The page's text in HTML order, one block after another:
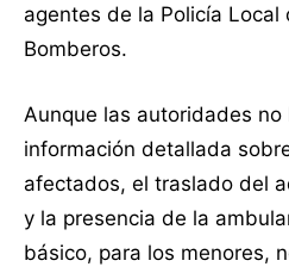
agentes de la Policía Local
Bomberos.
Aunque las autoridades
información detallada
afectados, el traslado del
y la presencia de la
básico, para los menores,